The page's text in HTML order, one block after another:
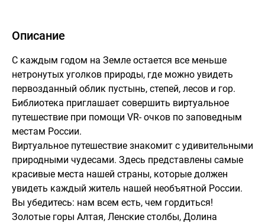
Описание
С каждым годом на Земле остается все меньше
нетронутых уголков природы, где можно увидеть
первозданный облик пустынь, степей, лесов и гор.
Библиотека приглашает совершить виртуальное
путешествие при помощи VR- очков по заповедным
местам России.
Виртуальное путешествие знакомит с удивительными
природными чудесами. Здесь представлены самые
красивые места нашей страны, которые должен
увидеть каждый житель нашей необъятной России.
Вы убедитесь: нам всем есть, чем гордиться!
Золотые горы Алтая, Ленские столбы, Долина